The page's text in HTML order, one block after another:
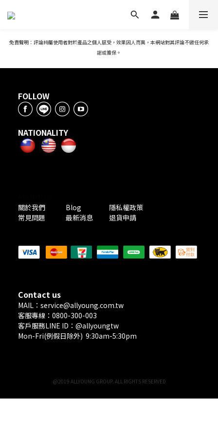
免責聲明：評論純屬使用者對於產品之個人感受，效果因人而異，本網站對其評論不做任何承
諾或擔保。
FOLLOW
NATIONALITY
關於我們
Blog
隱私權政策
常見問題
最新消息 退貨申請
Contact us
MAIL：service@allyoung.com.tw
客服專線：0800-300-003
客戶服務LINE ID：@allyoungtw
Mon-Fri(例假日除外) 9:30am-5:30pm
@2019 ALLYOUNG GROUP. ALL RIGHTS RESERVED